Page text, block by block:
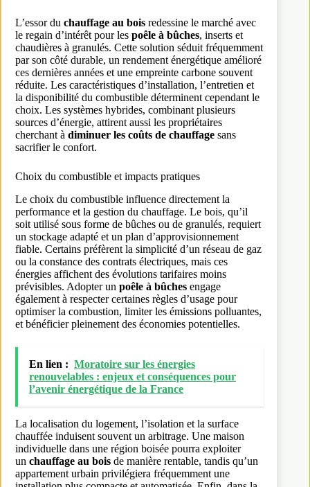
L’essor du chauffage au bois redessine le marché avec
le regain d’intérêt pour les poêle à bûches, inserts et
chaudières à granulés. Cette solution séduit fréquemment
par son côté durable, un rendement énergétique amélioré
ces dernières années et une empreinte carbone souvent
réduite. Les caractéristiques d’installation, l’entretien et
la disponibilité du combustible déterminent cependant le
choix. Les systèmes hybrides, combinant plusieurs
sources d’énergie, attirent aussi les propriétaires
cherchant à diminuer les coûts de chauffage sans
sacrifier le confort.
Choix du combustible et impacts pratiques
Le choix du combustible influence directement la
performance et la gestion du chauffage. Le bois, qu’il
soit utilisé sous forme de bûches ou de granulés, requiert
un stockage adapté et un plan d’approvisionnement
fiable. Certains préfèrent la simplicité d’un réseau de gaz
ou la constance des contrats électriques, mais ces
énergies affichent des évolutions tarifaires moins
prévisibles. Adopter un poêle à bûches engage
également à respecter certaines règles d’usage pour
optimiser la combustion, limiter les émissions polluantes,
et bénéficier pleinement des économies potentielles.
En lien : Moratoire sur les énergies
renouvelables : enjeux et conséquences pour
l’avenir énergétique de la France
La localisation du logement, l’isolation et la surface
chauffée induisent souvent un arbitrage. Une maison
individuelle dans une région boisée pourra exploiter
un chauffage au bois de manière rentable, tandis qu’un
appartement urbain privilégiera fréquemment une